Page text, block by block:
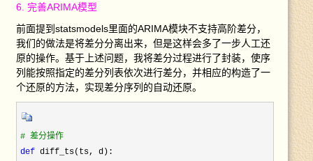
6. 完善ARIMA模型
前面提到statsmodels里面的ARIMA模块不支持高阶差分，
我们的做法是将差分分离出来，但是这样会多了一步人工还
原的操作。基于上述问题，我将差分过程进行了封装，使序
列能按照指定的差分列表依次进行差分，并相应的构造了一
个还原的方法，实现差分序列的自动还原。
#
def diff_ts(ts, d):